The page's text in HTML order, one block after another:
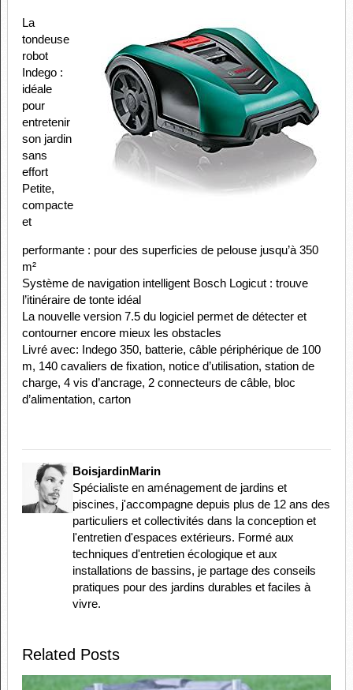
La
tondeuse
robot
Indego :
idéale
pour
entretenir
son jardin
sans
effort
Petite,
compacte
et
performante : pour des superficies de pelouse jusqu’à 350
m²
Système de navigation intelligent Bosch Logicut : trouve
l’itinéraire de tonte idéal
La nouvelle version 7.5 du logiciel permet de détecter et
contourner encore mieux les obstacles
‌Livré avec: Indego 350, batterie, câble périphérique de 100
m, 140 cavaliers de fixation, notice d’utilisation, station de
charge, 4 vis d’ancrage, 2 connecteurs de câble, bloc
d’alimentation, carton
BoisjardinMarin
Spécialiste en aménagement de jardins et
piscines, j'accompagne depuis plus de 12 ans des
particuliers et collectivités dans la conception et
l'entretien d'espaces extérieurs. Formé aux
techniques d'entretien écologique et aux
installations de bassins, je partage des conseils
pratiques pour des jardins durables et faciles à
vivre.
Related Posts